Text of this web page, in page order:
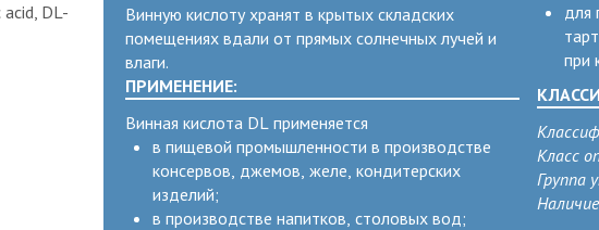
DL-
Винную кислоту хранят в крытых складских
помещениях вдали от прямых солнечных лучей и
влаги.
ПРИМЕНЕНИЕ:
Винная кислота DL применяется
в пищевой промышленности в производстве
консервов, джемов, желе, кондитерских
изделий;
в производстве напитков, столовых вод;
для
при
Класс
Группа